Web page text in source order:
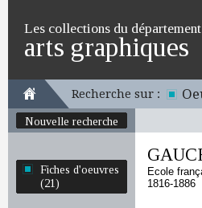
Les collections du
arts graphiques
Recherche sur :
Nouvelle recherche
Fiches d'oeuvres
(21)
Ecole
1816-1886